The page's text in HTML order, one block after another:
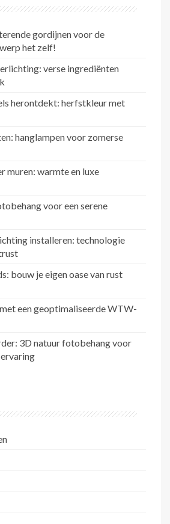
gordijnen voor de
het zelf!
verse ingrediënten
herontdekt: herfstkleur met
hanglampen voor zomerse
muren: warmte en luxe
voor een serene
installeren: technologie
bouw je eigen oase van rust
een geoptimaliseerde WTW-
3D natuur fotobehang voor